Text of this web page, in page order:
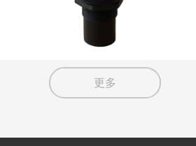
更多